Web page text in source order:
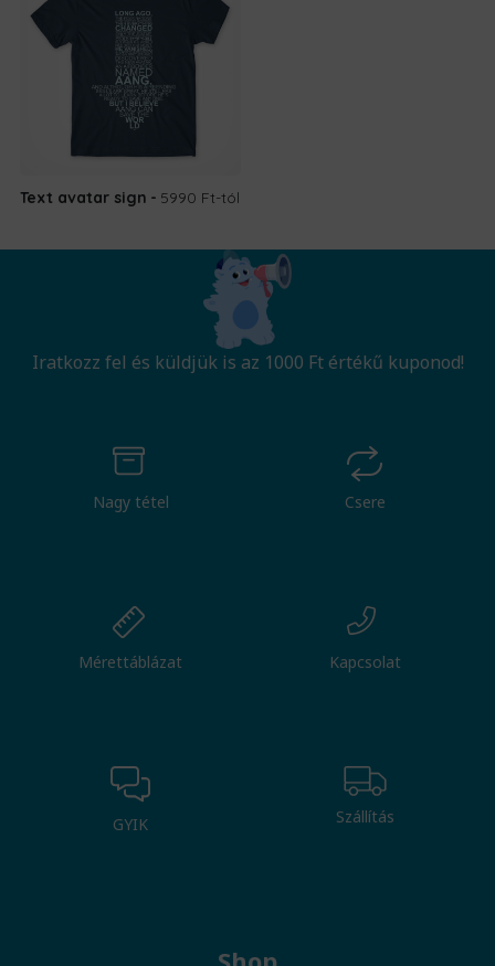
Text avatar sign 5990 Ft-tól
Iratkozz fel és küldjük is az 1000 Ft értékű kuponod!
Nagy tétel Csere
Mérettáblázat Kapcsolat
GYIK Szállítás